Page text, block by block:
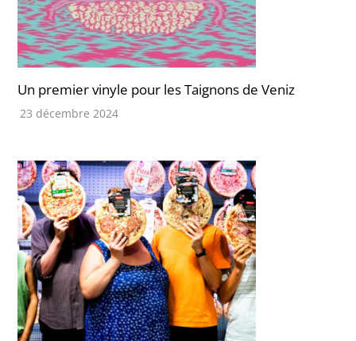
Un premier vinyle pour les Taignons de Veniz
23 décembre 2024